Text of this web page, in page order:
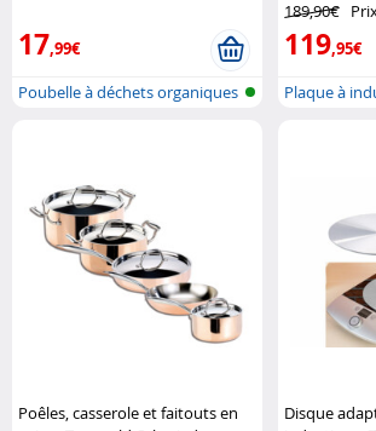
17,99€
Poubelle à déchets organiques
189,90€
119,95€
Plaque à
Poêles, casserole et faitouts en
Disque